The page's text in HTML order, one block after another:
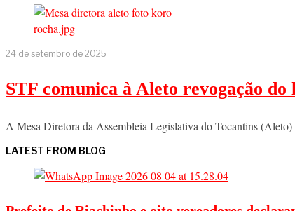
24 de setembro de 2025
STF comunica à Aleto revogação
A Mesa Diretora da Assembleia Legislativa do Tocantins
LATEST FROM BLOG